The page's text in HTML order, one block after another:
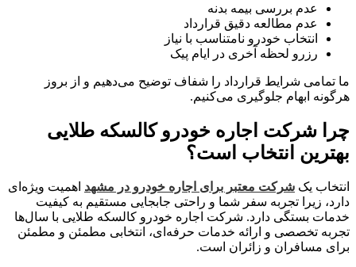
عدم بررسی بیمه بدنه
عدم مطالعه دقیق قرارداد
انتخاب خودرو نامتناسب با نیاز
رزرو لحظه آخری در ایام پیک
ما تمامی شرایط قرارداد را شفاف توضیح می‌دهیم و از بروز
هرگونه ابهام جلوگیری می‌کنیم.
چرا شرکت اجاره خودرو کالسکه طلایی
بهترین انتخاب است؟
انتخاب یک شرکت معتبر برای اجاره خودرو در مشهد اهمیت ویژه‌ای
دارد، زیرا تجربه سفر شما و راحتی جابجایی مستقیم به کیفیت
خدمات بستگی دارد. شرکت اجاره خودرو کالسکه طلایی با سال‌ها
تجربه تخصصی و ارائه خدمات حرفه‌ای، انتخابی مطمئن و مطمئن
برای مسافران و زائران است.